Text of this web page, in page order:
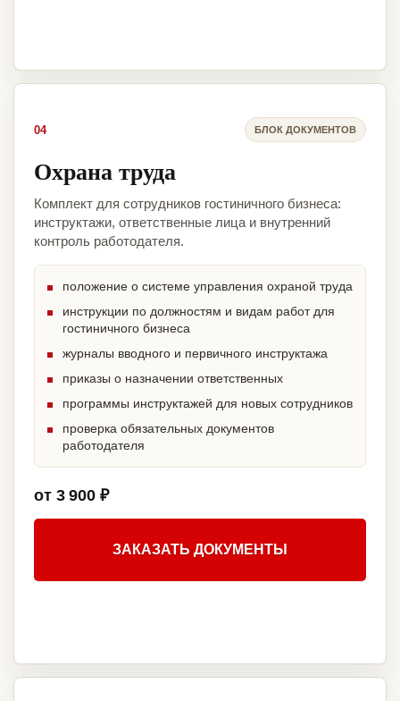
04 БЛОК ДОКУМЕНТОВ
Охрана труда
Комплект для сотрудников гостиничного бизнеса:
инструктажи, ответственные лица и внутренний
контроль работодателя.
положение о системе управления охраной труда
инструкции по должностям и видам работ для
гостиничного бизнеса
журналы вводного и первичного инструктажа
приказы о назначении ответственных
программы инструктажей для новых сотрудников
проверка обязательных документов
работодателя
от 3 900 ₽
ЗАКАЗАТЬ ДОКУМЕНТЫ